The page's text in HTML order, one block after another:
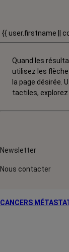
{{ user.firstname ||
Quand les
utilisez les
la page désirée.
tactiles, explorez
Newsletter
Nous contacter
CANCERS